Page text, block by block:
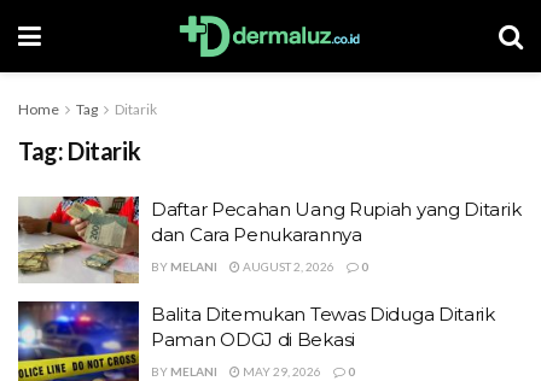
Home Tag Ditarik
Tag: Ditarik
Daftar Pecahan Uang Rupiah yang Ditarik
dan Cara Penukarannya
BY MELANI AUGUST 2, 2026 0
Balita Ditemukan Tewas Diduga Ditarik
Paman ODGJ di Bekasi
BY MELANI MAY 29, 2026 0